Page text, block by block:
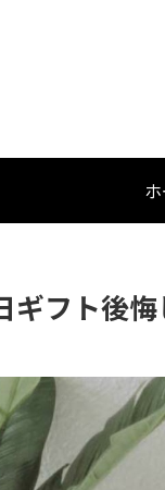
ギフト後